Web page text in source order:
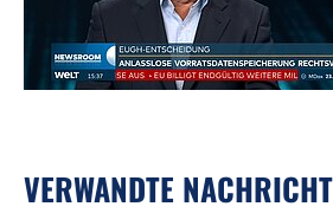
VERWANDTE